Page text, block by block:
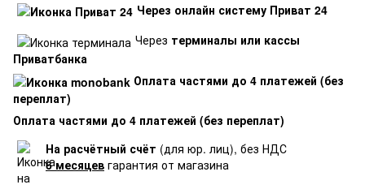
Через онлайн систему Приват 24
Через терминалы или кассы
Приватбанка
Оплата частями до 4 платежей (без
переплат)
Оплата частями до 4 платежей (без переплат)
На расчётный счёт (для юр. лиц), без НДС
6 месяцев гарантия от магазина